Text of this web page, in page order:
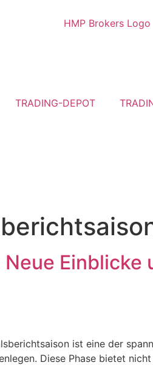
TRADING-DEPOT
ist eine der
Diese Phase bietet